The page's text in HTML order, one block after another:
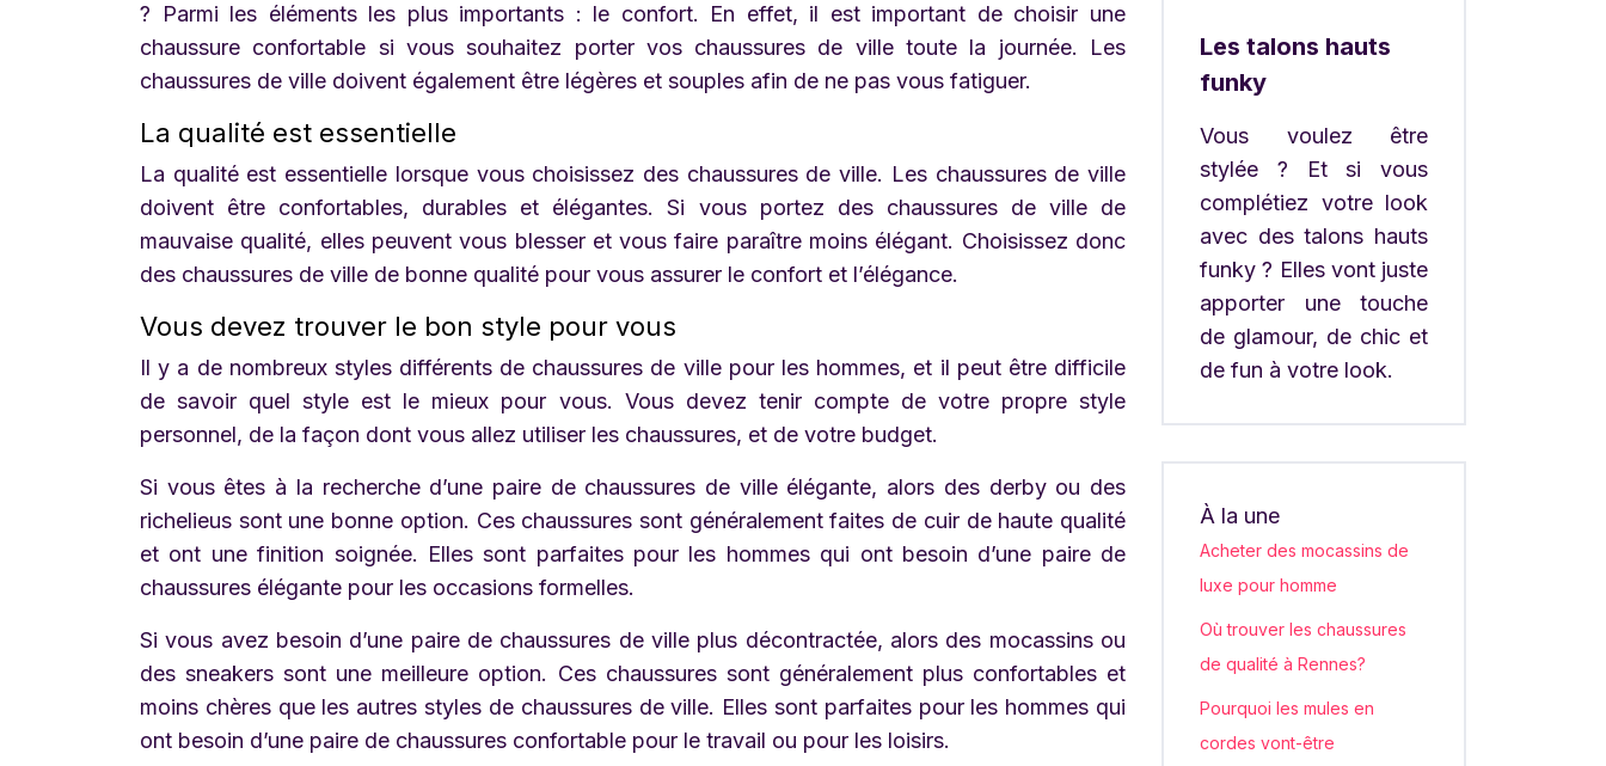
? Parmi les éléments les plus importants : le confort. En effet, il est important de choisir une
chaussure confortable si vous souhaitez porter vos chaussures de ville toute la journée. Les
chaussures de ville doivent également être légères et souples afin de ne pas vous fatiguer.
La qualité est essentielle
La qualité est essentielle lorsque vous choisissez des chaussures de ville. Les chaussures de ville
doivent être confortables, durables et élégantes. Si vous portez des chaussures de ville de
mauvaise qualité, elles peuvent vous blesser et vous faire paraître moins élégant. Choisissez donc
des chaussures de ville de bonne qualité pour vous assurer le confort et l’élégance.
Vous devez trouver le bon style pour vous
Il y a de nombreux styles différents de chaussures de ville pour les hommes, et il peut être difficile
de savoir quel style est le mieux pour vous. Vous devez tenir compte de votre propre style
personnel, de la façon dont vous allez utiliser les chaussures, et de votre budget.
Si vous êtes à la recherche d’une paire de chaussures de ville élégante, alors des derby ou des
richelieus sont une bonne option. Ces chaussures sont généralement faites de cuir de haute qualité
et ont une finition soignée. Elles sont parfaites pour les hommes qui ont besoin d’une paire de
chaussures élégante pour les occasions formelles.
Si vous avez besoin d’une paire de chaussures de ville plus décontractée, alors des mocassins ou
des sneakers sont une meilleure option. Ces chaussures sont généralement plus confortables et
moins chères que les autres styles de chaussures de ville. Elles sont parfaites pour les hommes qui
ont besoin d’une paire de chaussures confortable pour le travail ou pour les loisirs.
Les talons hauts
funky
Vous voulez être
stylée ? Et si vous
complétiez votre look
avec des talons hauts
funky ? Elles vont juste
apporter une touche
de glamour, de chic et
de fun à votre look.
À la une
Acheter des mocassins de
luxe pour homme
Où trouver les chaussures
de qualité à Rennes?
Pourquoi les mules en
cordes vont-être